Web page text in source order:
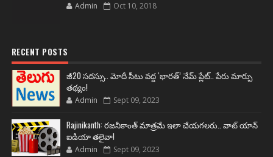
Admin Oct 10, 2018
RECENT POSTS
జీ20 సదస్సు.. మోదీ సీటు వద్ద ‘భారత్’ నేమ్ ప్లేట్‌.. పేరు మార్పు
తథ్యం!
Admin Sept 09, 2023
Rajinikanth: రజనీకాంత్ మాత్రమే ఇలా చేయగలరు.. వాట్ యాన్
ఐడియా తలైవా!
Admin Sept 09, 2023